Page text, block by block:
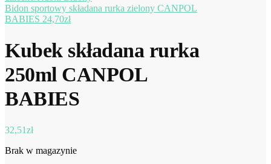
Bidon sportowy składana rurka zielony CANPOL
BABIES 24,70zł
Kubek składana rurka
250ml CANPOL
BABIES
32,51zł
Brak w magazynie